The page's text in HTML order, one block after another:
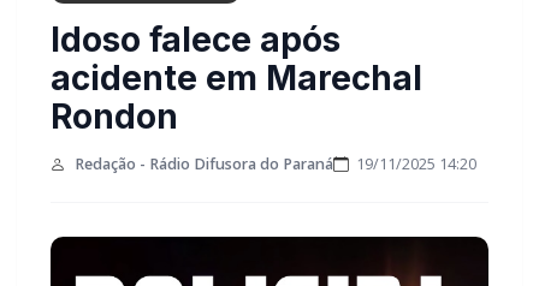
Idoso falece após
acidente em Marechal
Rondon
Redação - Rádio Difusora do Paraná 19/11/2025 14:20